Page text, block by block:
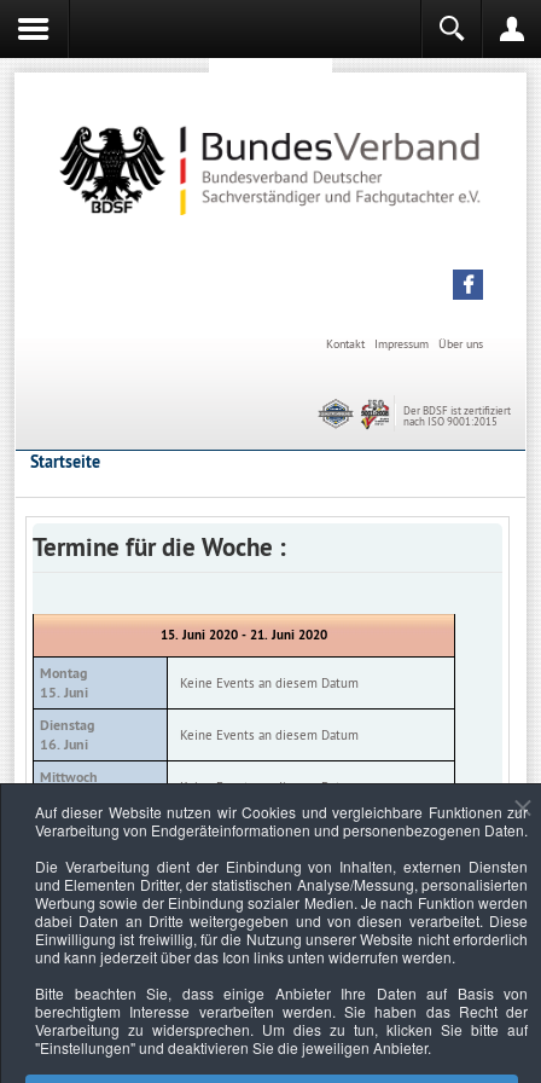
Über uns
Impressum
Kontakt
Der BDSF ist zertifiziert
nach ISO 9001:2015
Startseite
Termine für die Woche :
15. Juni 2020 - 21. Juni 2020
Montag
15. Juni
Keine Events an diesem Datum
Dienstag
16. Juni
Keine Events an diesem Datum
Mittwoch
Keine Events an diesem Datum
Donnerstag
Keine Events an diesem Datum
Freitag
19. Juni
Erfolgreich als Sachverständiger (SS1)
:: Seminar
Samstag
20. Juni
Professionelle Erstellung von Gutachten
(SS2) :: Seminar
Sonntag
21. Juni
Auftritt des Sachverständigen (SS3)
:: Seminar
Auf dieser Website nutzen wir Cookies und vergleichbare Funktionen zur
Verarbeitung von Endgeräteinformationen und personenbezogenen Daten.
Die Verarbeitung dient der Einbindung von Inhalten, externen Diensten
und Elementen Dritter, der statistischen Analyse/Messung, personalisierten
Werbung sowie der Einbindung sozialer Medien. Je nach Funktion werden
dabei Daten an Dritte weitergegeben und von diesen verarbeitet. Diese
Einwilligung ist freiwillig, für die Nutzung unserer Website nicht erforderlich
und kann jederzeit über das Icon links unten widerrufen werden.
Bitte beachten Sie, dass einige Anbieter Ihre Daten auf Basis von
berechtigtem Interesse verarbeiten werden. Sie haben das Recht der
Verarbeitung zu widersprechen. Um dies zu tun, klicken Sie bitte auf
"Einstellungen"und deaktivieren Sie die jeweiligen Anbieter.